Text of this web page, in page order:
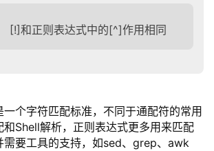
[!]和正则表达式中的[^]作用相同
一个字符匹配标准，不同于通配符的常用
和Shell解析，正则表达式更多用来匹配
需要工具的支持，如sed、grep、awk